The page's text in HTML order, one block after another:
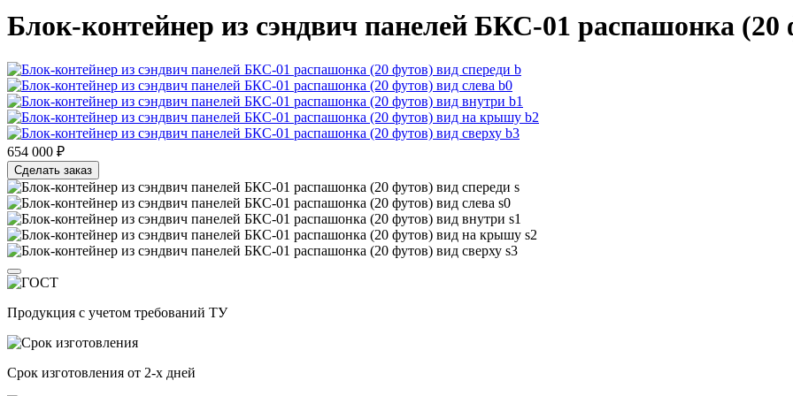
Блок-контейнер из сэндвич панелей БКС-01 распашонка (20
654 000 ₽
Сделать заказ
Продукция с учетом требований ТУ
Срок изготовления от 2-х дней